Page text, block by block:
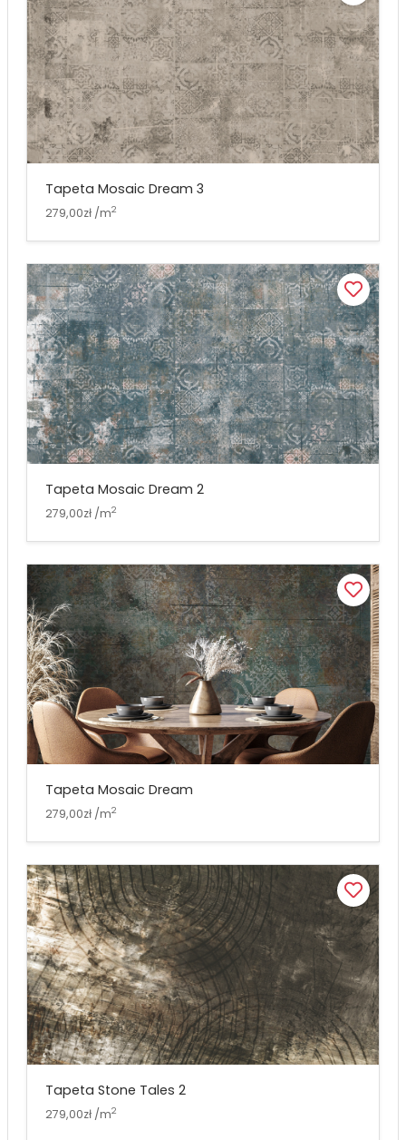
Tapeta Mosaic Dream 3
279,00zł /m2
Tapeta Mosaic Dream 2
279,00zł /m2
Tapeta Mosaic Dream
279,00zł /m2
Tapeta Stone Tales 2
279,00zł /m2